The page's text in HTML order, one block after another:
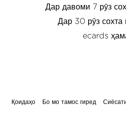
Дар давоми 7 рӯз
Дар 30 рӯз сохта
ecards
Қоидаҳо Бо мо тамос гиред